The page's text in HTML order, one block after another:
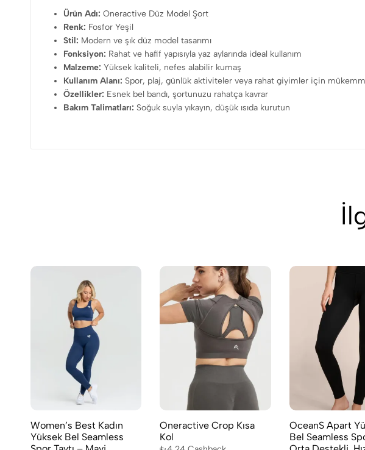
Ürün Adı: Oneractive Düz Model Şort
Renk: Fosfor Yeşil
Stil: Modern ve şık düz model tasarımı
Fonksiyon: Rahat ve hafif yapısıyla yaz aylarında ideal kullanım
Malzeme: Yüksek kaliteli, nefes alabilir kumaş
Kullanım Alanı: Spor, plaj, günlük aktiviteler veya rahat giyimler için
Özellikler: Esnek bel bandı, şortunuzu rahatça kavrar
Bakım Talimatları: Soğuk suyla yıkayın, düşük ısıda kurutun
Women’s Best Kadın
Yüksek Bel Seamless
Oneractive Crop Kısa
Kol
OceanS Apart
Bel Seamless